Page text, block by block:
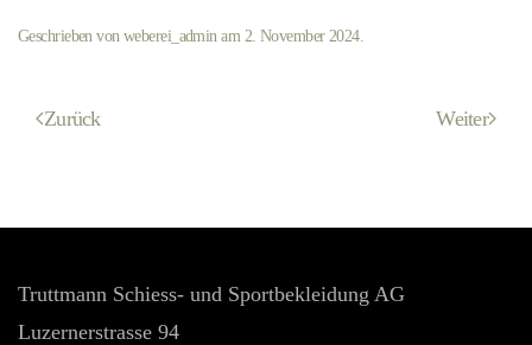
Geschrieben vonweberei_adminam 2. November 2024.
Zurück Weiter
Truttmann Schiess- und Sportbekleidung AG
Luzernerstrasse 94